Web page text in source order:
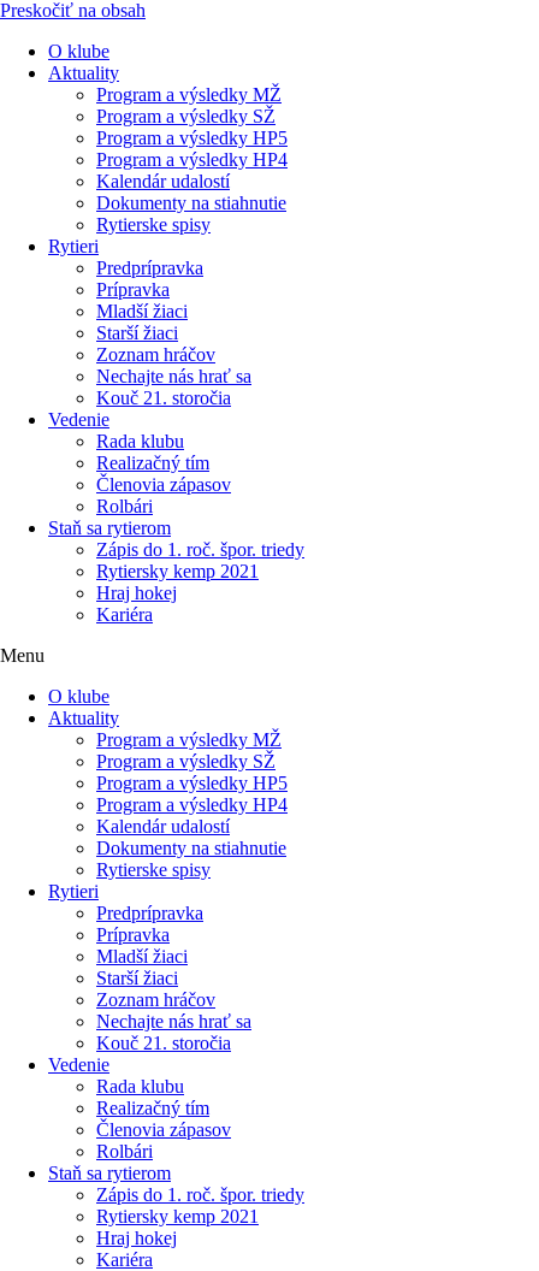
Preskočiť na obsah
O klube
Aktuality
Program a výsledky MŽ
Program a výsledky SŽ
Program a výsledky HP5
Program a výsledky HP4
Kalendár udalostí
Dokumenty na stiahnutie
Rytierske spisy
Rytieri
Predprípravka
Prípravka
Mladší žiaci
Starší žiaci
Zoznam hráčov
Nechajte nás hrať sa
Kouč 21. storočia
Vedenie
Rada klubu
Realizačný tím
Členovia zápasov
Rolbári
Staň sa rytierom
Zápis do 1. roč. špor. triedy
Rytiersky kemp 2021
Hraj hokej
Kariéra
Menu
O klube
Aktuality
Program a výsledky MŽ
Program a výsledky SŽ
Program a výsledky HP5
Program a výsledky HP4
Kalendár udalostí
Dokumenty na stiahnutie
Rytierske spisy
Rytieri
Predprípravka
Prípravka
Mladší žiaci
Starší žiaci
Zoznam hráčov
Nechajte nás hrať sa
Kouč 21. storočia
Vedenie
Rada klubu
Realizačný tím
Členovia zápasov
Rolbári
Staň sa rytierom
Zápis do 1. roč. špor. triedy
Rytiersky kemp 2021
Hraj hokej
Kariéra